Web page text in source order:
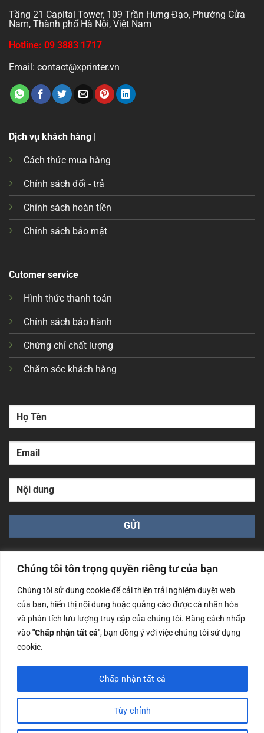
Chúng tôi tôn trọng quyền riêng tư của bạn
Chúng tôi sử dụng cookie để cải thiện trải nghiệm duyệt web
của bạn, hiển thị nội dung hoặc quảng cáo được cá nhân hóa
và phân tích lưu lượng truy cập của chúng tôi. Bằng cách nhấp
vào"Chấp nhận tất cả", bạn đồng ý với việc chúng tôi sử dụng
cookie.
Tùy chỉnh
Chấp nhận tất cả
Tầng 21 Capital Tower, 109 Trần Hưng Đạo, Phường Cửa
Nam, Thành phố Hà Nội, Việt Nam
Hotline: 09 3883 1717
Email: contact@xprinter.vn
Dịch vụ khách hàng |
Cách thức mua hàng
Chính sách đổi - trả
Chính sách hoàn tiền
Chính sách bảo mật
Cutomer service
Hình thức thanh toán
Chính sách bảo hành
Chứng chỉ chất lượng
Chăm sóc khách hàng
Công ty TNHH Nam Bình Xương - Số ĐKKD: 0108783483
cấp ngày 14/06/2019 bởi Sở Kế Hoạch và Đầu Tư Tp. Hà
Nội
Copyrights @2023 Nam Binh Xuong. All Rights Reserved